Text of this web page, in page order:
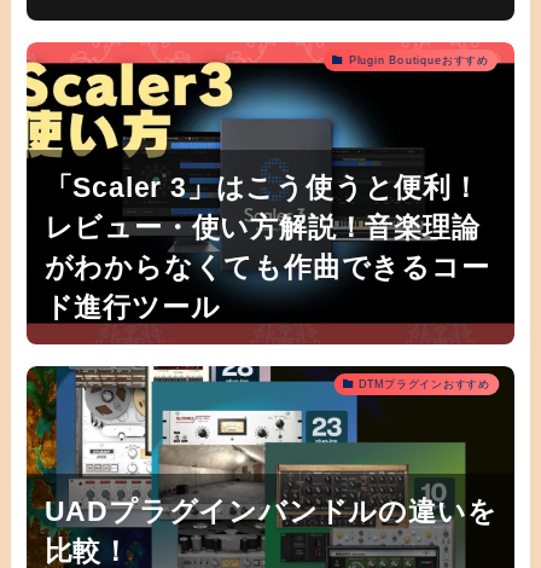
Plugin Boutiqueおすすめ
「Scaler 3」はこう使うと便利！
レビュー・使い方解説！音楽理論
がわからなくても作曲できるコー
ド進行ツール
DTMプラグインおすすめ
UADプラグインバンドルの違いを
比較！